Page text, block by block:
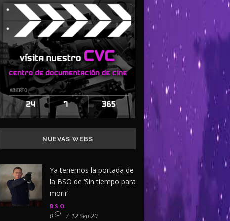
NUEVAS WEBS
Ya tenemos la portada de
la BSO de ‘Sin tiempo para
morir’
B.S.O
0 / 12 Sep 20